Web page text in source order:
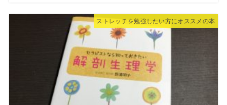
ストレッチを勉強したい方にオススメの本